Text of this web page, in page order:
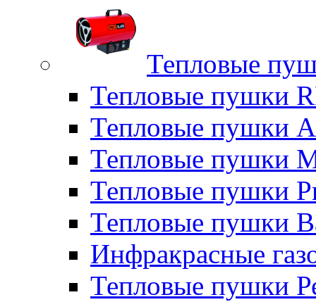
Тепловые
Тепловые пушки
Тепловые пушки
Тепловые пушки
Тепловые пушки
Тепловые пушки
Инфракрасные
Тепловые пушки